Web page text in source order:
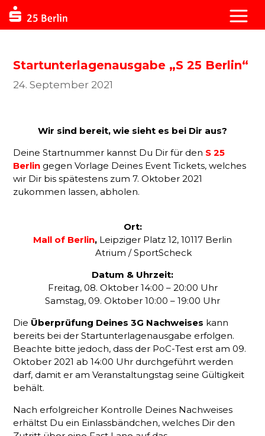
Startunterlagenausgabe „S 25 Berlin“
24. September 2021
Wir sind bereit, wie sieht es bei Dir aus?
Deine Startnummer kannst Du Dir für den S 25
Berlin gegen Vorlage Deines Event Tickets, welches
wir Dir bis spätestens zum 7. Oktober 2021
zukommen lassen, abholen.
Ort:
Mall of Berlin, Leipziger Platz 12, 10117 Berlin
Atrium / SportScheck
Datum & Uhrzeit:
Freitag, 08. Oktober 14:00 – 20:00 Uhr
Samstag, 09. Oktober 10:00 – 19:00 Uhr
Die Überprüfung Deines 3G Nachweises kann
bereits bei der Startunterlagenausgabe erfolgen.
Beachte bitte jedoch, dass der PoC-Test erst am 09.
Oktober 2021 ab 14:00 Uhr durchgeführt werden
darf, damit er am Veranstaltungstag seine Gültigkeit
behält.
Nach erfolgreicher Kontrolle Deines Nachweises
erhältst Du ein Einlassbändchen, welches Dir den